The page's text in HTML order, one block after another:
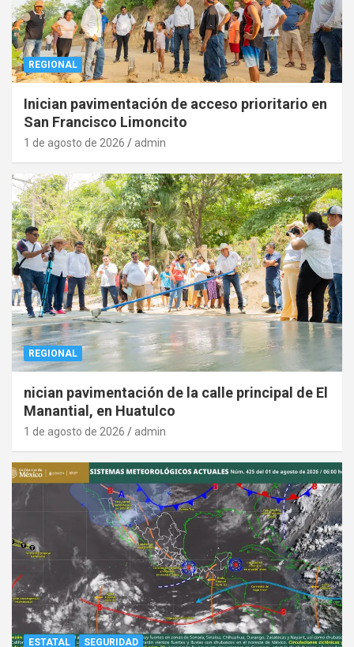
REGIONAL
Inician pavimentación de acceso prioritario en
San Francisco Limoncito
1 de agosto de 2026 admin
REGIONAL
nician pavimentación de la calle principal de El
Manantial, en Huatulco
1 de agosto de 2026 admin
ESTATAL SEGURIDAD